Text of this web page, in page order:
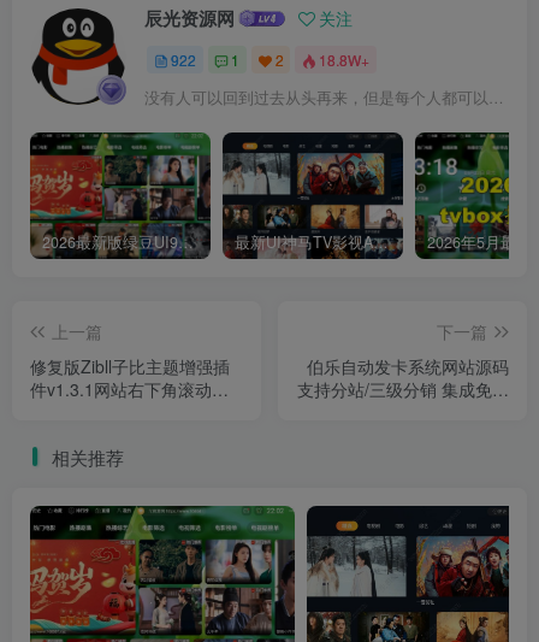
辰光资源网 关注
922 1 2 18.8W+
2026最新版绿豆UI9双端影视APP源码 最新UI神马TV影视APP源码 乐檬影视苹果CMS后台 包含前后端源码
上一篇
修复版Zibll子比主题增强插
件v1.3.1网站右下角滚动显
下一篇
伯乐自动发卡系统网站源码
支持分站/三级分销 集成免签
相关推荐